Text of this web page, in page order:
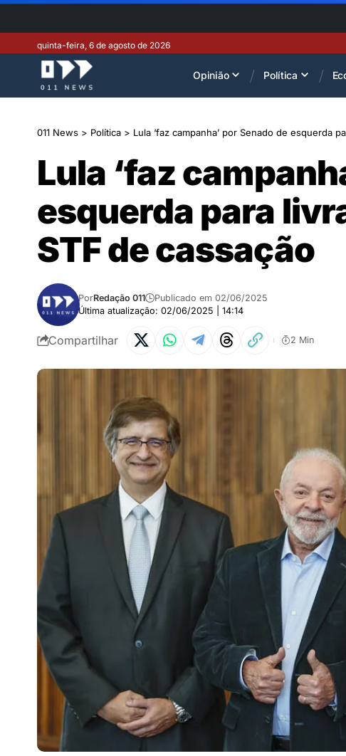
quinta-feira, 6 de agosto de 2026
Opinião Política
011 News > Política > Lula ‘faz campanha’ por Senado de esquerda
Lula ‘faz
esquerda para
STF de cassação
Última atualização: 02/06/2025 | 14:14
PorRedação 011 Publicado em 02/06/2025
Compartilhar 2 Min